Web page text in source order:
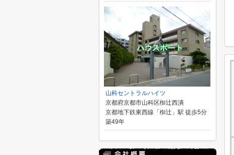
山科セントラルハイツ
京都府京都市山科区椥辻西潰
京都地下鉄東西線「椥辻」駅 徒歩5分
築49年